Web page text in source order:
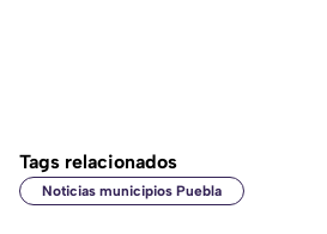
Tags relacionados
Noticias municipios Puebla